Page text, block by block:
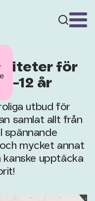
för
9-12 år
utbud för
samlat allt från
spännande
mycket annat
kanske upptäcka